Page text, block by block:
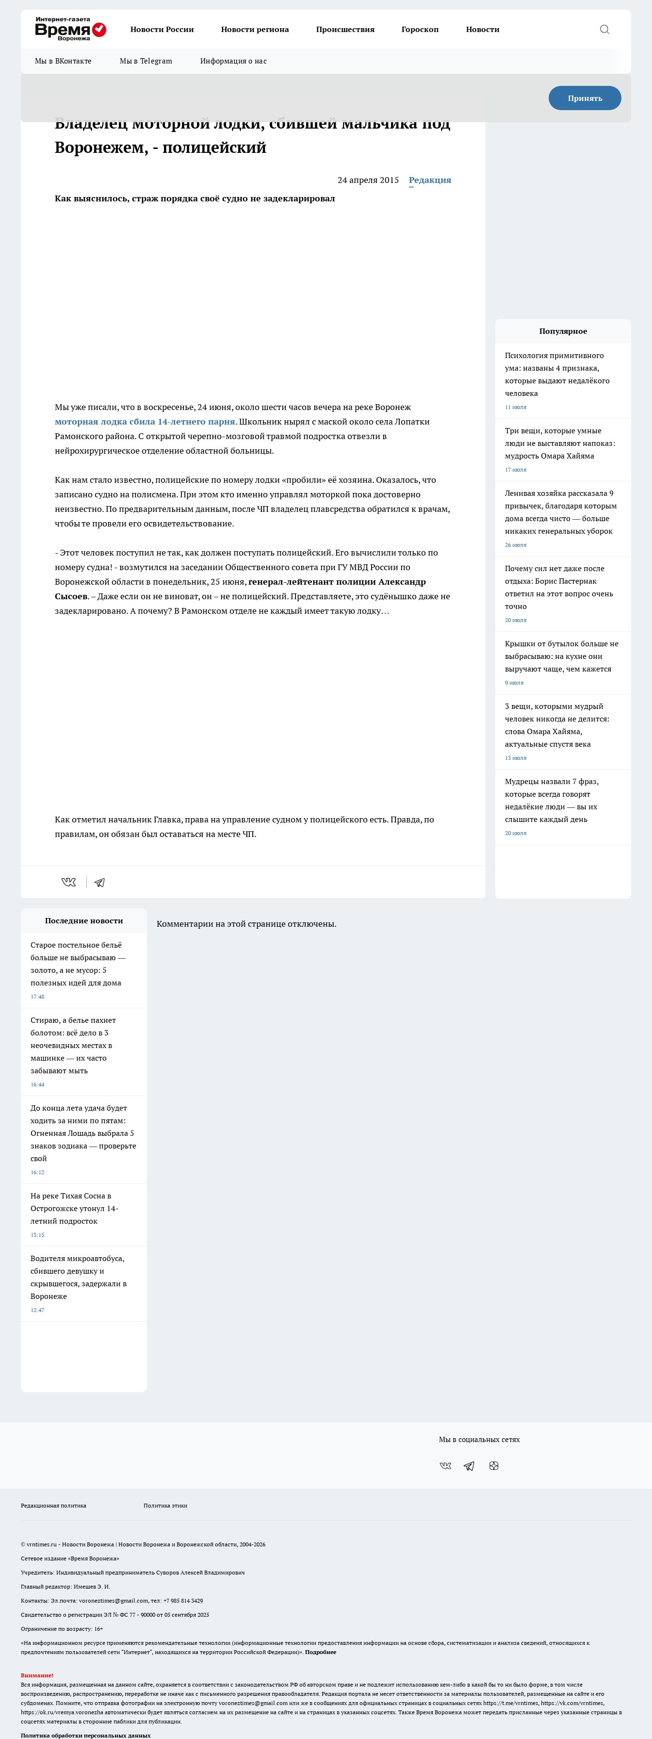
Новости России Новости региона Происшествия Гороскоп Новости
Мы в ВКонтакте Мы в Telegram Информация о нас
Принять
Владелец моторной лодки, сбившей мальчика под
Воронежем, - полицейский
24 апреля 2015
Редакция
Как выяснилось, страж порядка своё судно не задекларировал
Мы уже писали, что в воскресенье, 24 июня, около шести часов вечера на реке Воронеж
моторная лодка сбила 14-летнего парня. Школьник нырял с маской около села Лопатки
Рамонского района. С открытой черепно-мозговой травмой подростка отвезли в
нейрохирургическое отделение областной больницы.
Как нам стало известно, полицейские по номеру лодки «пробили» её хозяина. Оказалось, что
записано судно на полисмена. При этом кто именно управлял моторкой пока достоверно
неизвестно. По предварительным данным, после ЧП владелец плавсредства обратился к врачам,
чтобы те провели его освидетельствование.
- Этот человек поступил не так, как должен поступать полицейский. Его вычислили только по
номеру судна! - возмутился на заседании Общественного совета при ГУ МВД России по
Воронежской области в понедельник, 25 июня,генерал-лейтенант полиции Александр
Сысоев. – Даже если он не виноват, он – не полицейский. Представляете, это судёнышко даже не
задекларировано. А почему? В Рамонском отделе не каждый имеет такую лодку…
Как отметил начальник Главка, права на управление судном у полицейского есть. Правда, по
правилам, он обязан был оставаться на месте ЧП.
Популярное
Психология примитивного
ума: названы 4 признака,
которые выдают недалёкого
человека
11 июля
Три вещи, которые умные
люди не выставляют напоказ:
мудрость Омара Хайяма
17 июля
Ленивая хозяйка рассказала 9
привычек, благодаря которым
дома всегда чисто — больше
никаких генеральных уборок
26 июля
Почему сил нет даже после
отдыха: Борис Пастернак
ответил на этот вопрос очень
точно
20 июля
Крышки от бутылок больше не
выбрасываю: на кухне они
выручают чаще, чем кажется
9 июля
3 вещи, которыми мудрый
человек никогда не делится:
слова Омара Хайяма,
актуальные спустя века
13 июля
Мудрецы назвали 7 фраз,
которые всегда говорят
недалёкие люди — вы их
слышите каждый день
20 июля
Последние новости
Старое постельное бельё
больше не выбрасываю —
золото, а не мусор: 5
полезных идей для дома
17:48
Стираю, а белье пахнет
болотом: всё дело в 3
неочевидных местах в
машинке — их часто
забывают мыть
16:44
До конца лета удача будет
ходить за ними по пятам:
Огненная Лошадь выбрала 5
знаков зодиака — проверьте
свой
16:12
На реке Тихая Сосна в
Острогожске утонул 14-
летний подросток
13:15
Водителя микроавтобуса,
сбившего девушку и
скрывшегося, задержали в
Воронеже
12:47
Комментарии на этой странице отключены.
Мы в социальных сетях
Редакционная политика Политика этики
© vrntimes.ru - Новости Воронежа | Новости Воронежа и Воронежской области, 2004-2026
Сетевое издание «Время Воронежа»
Учредитель: Индивидуальный предприниматель Суворов Алексей Владимирович
Главный редактор: Имешев Э. И.
Контакты: Эл.почта: voroneztimes@gmail.com, тел: +7 985 814 3429
Свидетельство о регистрации ЭЛ № ФС 77 - 90000 от 05 сентября 2025
Ограничение по возрасту: 16+
«На информационном ресурсе применяются рекомендательные технологии (информационные технологии предоставления информации на основе сбора, систематизации и анализа сведений, относящихся к
предпочтениям пользователей сети "Интернет", находящихся на территории Российской Федерации)». Подробнее
Внимание!
Вся информация, размещенная на данном сайте, охраняется в соответствии с законодательством РФ об авторском праве и не подлежит использованию кем-либо в какой бы то ни было форме, в том числе
воспроизведению, распространению, переработке не иначе как с письменного разрешения правообладателя. Редакция портала не несет ответственности за материалы пользователей, размещенные на сайте и его
субдоменах. Помните, что отправка фотографии на электронную почту voroneztimes@gmail.com или же в сообщениях для официальных страницах в социальных сетях https://t.me/vrntimes, https://vk.com/vrntimes,
https://ok.ru/vremya.voronezha автоматически будет являться согласием на их размещение на сайте и на страницах в указанных соцсетях. Также Время Воронежа может передать присланные через указанные страницы в
соцсетях материалы в сторонние паблики для публикации.
Политика обработки персональных данных